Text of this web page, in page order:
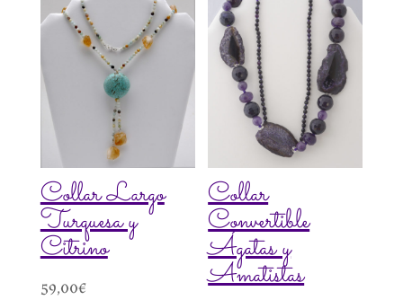
Collar Largo
Turquesa y
Citrino
59,00€
Collar
Convertible
Ágatas y
Amatistas